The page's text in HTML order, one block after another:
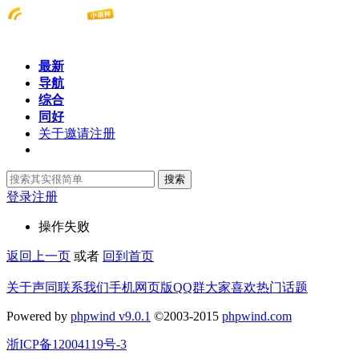
最新
导航
综合
同好
关于邀请注册
搜索
登录注册
操作失败
返回上一页 或者 回到首页
关于声同联系我们手机网页版QQ群大家喜欢热门话题
Powered by phpwind v9.0.1 ©2003-2015 phpwind.com
浙ICP备12004119号-3